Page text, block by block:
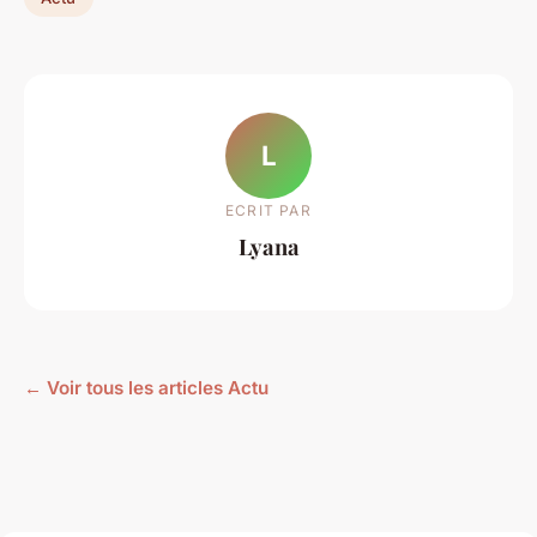
L
ECRIT PAR
Lyana
← Voir tous les articles Actu